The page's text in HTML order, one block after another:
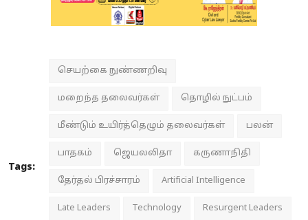
Tags:
செயற்கை நுண்ணறிவு
மறைந்த தலைவர்கள் தொழில் நுட்பம்
மீண்டும் உயிர்த்தெழும் தலைவர்கள் பலன்
பாதகம் ஜெயலலிதா கருணாநிதி
தேர்தல் பிரச்சாரம் Artificial Intelligence
Late Leaders Technology Resurgent Leaders